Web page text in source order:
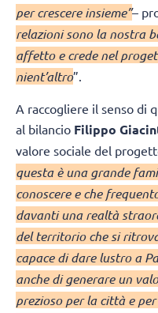
per crescere insieme”–
relazioni sono la nostra
affetto e crede nel
nient’altro”.
A raccogliere il senso di
al bilancio Filippo
valore sociale del
questa è una grande
conoscere e che
davanti una realtà
del territorio che si
capace di dare lustro a
anche di generare un
prezioso per la città e